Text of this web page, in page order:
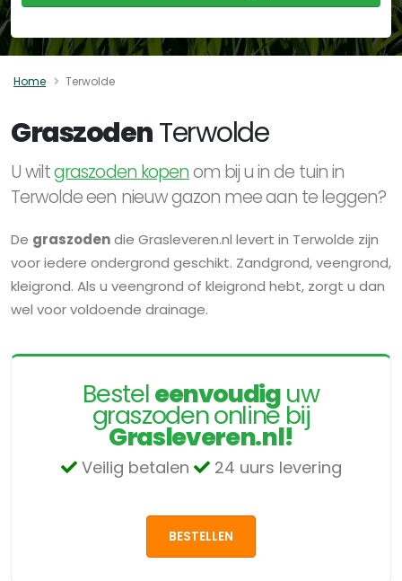
Home Terwolde
GraszodenTerwolde
U wiltgraszoden kopenom bij u in de tuin in
Terwolde een nieuw gazon mee aan te leggen?
De graszodendie Grasleveren.nl levert in Terwolde zijn
voor iedere ondergrond geschikt. Zandgrond, veengrond,
kleigrond. Als u veengrond of kleigrond hebt, zorgt u dan
wel voor voldoende drainage.
Besteleenvoudiguw
graszoden online bij
Grasleveren.nl!
Veilig betalen 24 uurs levering
BESTELLEN